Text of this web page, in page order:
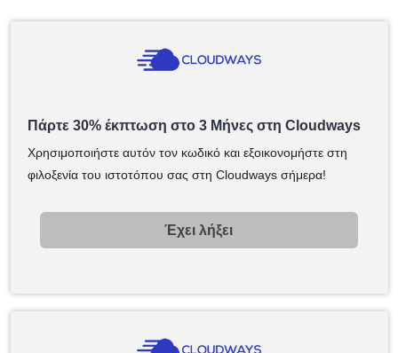
Πάρτε 30% έκπτωση στο 3 Μήνες στη Cloudways
Χρησιμοποιήστε αυτόν τον κωδικό και εξοικονομήστε στη
φιλοξενία του ιστοτόπου σας στη Cloudways σήμερα!
Έχει λήξει